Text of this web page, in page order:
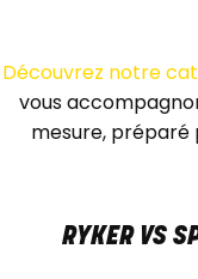
Découvrez notre
vous
mesure, préparé
RYKER VS